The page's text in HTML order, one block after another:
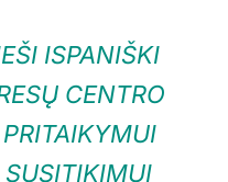
ISPANIŠKI
CENTRO